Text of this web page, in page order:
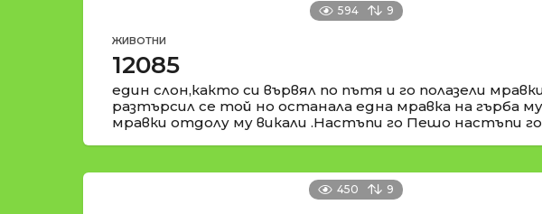
594 9
ЖИВОТНИ
12085
един слон,както си вървял по пътя и го полазели
разтърсил се той но останала една мравка на гърба
мравки отдолу му викали .Настъпи го Пешо настъпи
450 9